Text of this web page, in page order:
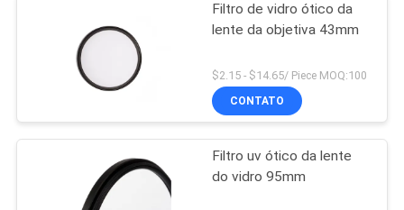
Filtro de vidro ótico da
lente da objetiva 43mm
$2.15 - $14.65/ Piece MOQ:100
CONTATO
Filtro uv ótico da lente
do vidro 95mm